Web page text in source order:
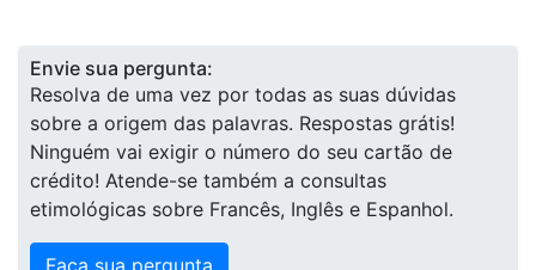
Envie sua pergunta:
Resolva de uma vez por todas as suas dúvidas
sobre a origem das palavras. Respostas grátis!
Ninguém vai exigir o número do seu cartão de
crédito! Atende-se também a consultas
etimológicas sobre Francês, Inglês e Espanhol.
Faça sua pergunta